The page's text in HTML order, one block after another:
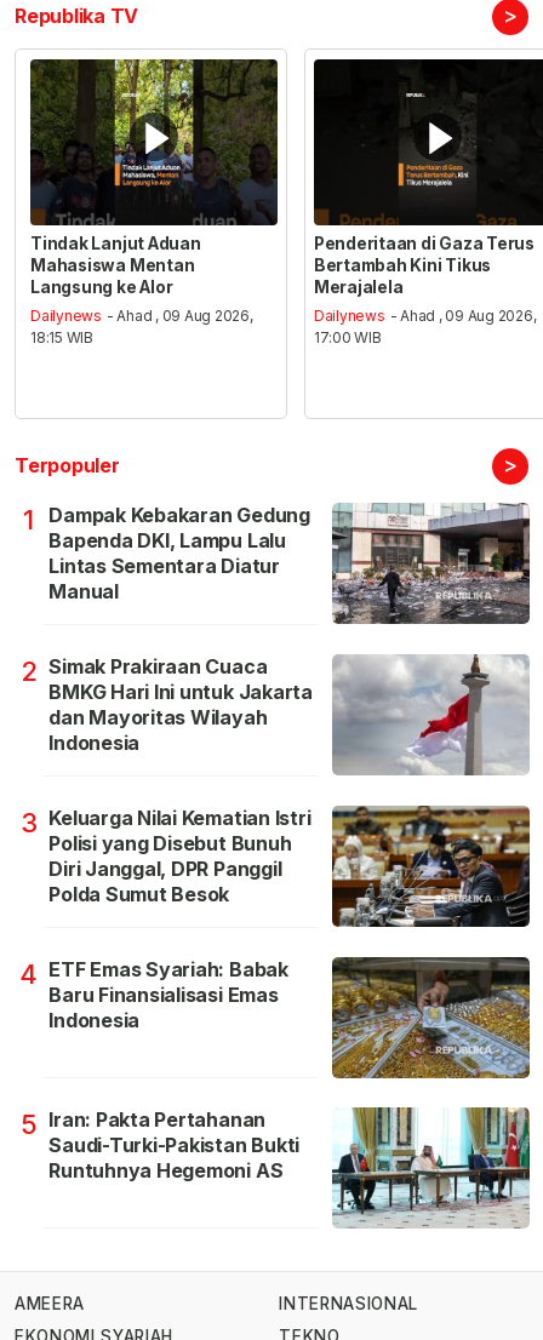
Republika TV >
Tindak Lanjut Aduan
Mahasiswa Mentan
Langsung ke Alor
Dailynews - Ahad , 09 Aug 2026,
18:15 WIB
Penderitaan di Gaza Terus
Bertambah Kini Tikus
Merajalela
Dailynews - Ahad , 09 Aug 2026,
17:00 WIB
Terpopuler >
1
Dampak Kebakaran Gedung
Bapenda DKI, Lampu Lalu
Lintas Sementara Diatur
Manual
2 Simak Prakiraan Cuaca
BMKG Hari Ini untuk Jakarta
dan Mayoritas Wilayah
Indonesia
3 Keluarga Nilai Kematian Istri
Polisi yang Disebut Bunuh
Diri Janggal, DPR Panggil
Polda Sumut Besok
4 ETF Emas Syariah: Babak
Baru Finansialisasi Emas
Indonesia
5 Iran: Pakta Pertahanan
Saudi-Turki-Pakistan Bukti
Runtuhnya Hegemoni AS
AMEERA
INTERNASIONAL